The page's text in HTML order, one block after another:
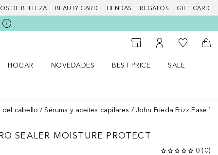
DE BELLEZA BEAUTY CARD TIENDAS REGALOS GIFT CARD
Al Storefinder
Mi cuenta
Mi lista de
A
HOGAR
NOVEDADES
BEST PRICE
SALE
del cabello Sérums y aceites capilares John Frieda Frizz Ease
SEALER MOISTURE PROTECT
0 (0)